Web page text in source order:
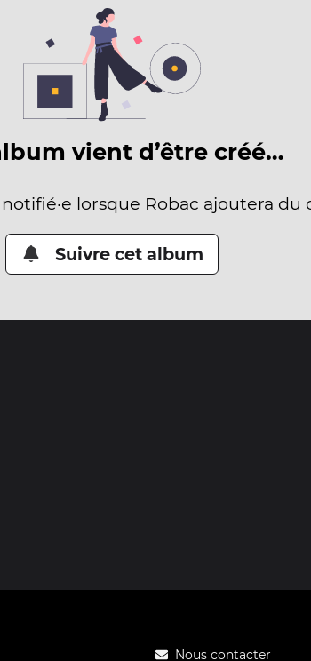
vient d’être créé…
lorsque Robac ajoutera du
Suivre cet album
Nous contacter